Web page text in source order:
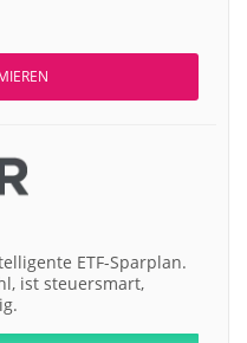
ETF-Sparplan.
ist steuersmart,